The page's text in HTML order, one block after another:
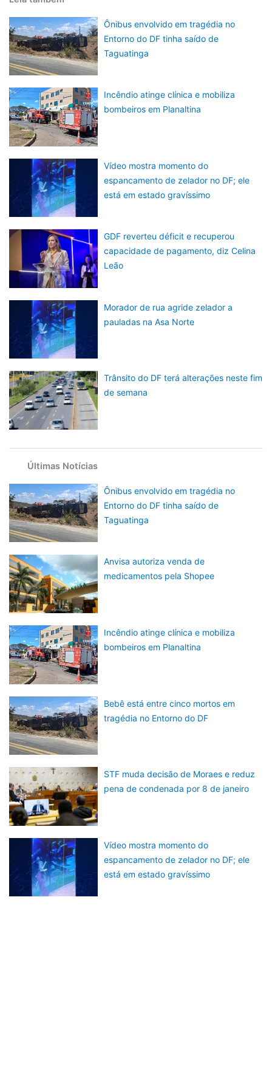
Ônibus envolvido em tragédia no
Entorno do DF tinha saído de
Taguatinga
Incêndio atinge clínica e mobiliza
bombeiros em Planaltina
Vídeo mostra momento do
espancamento de zelador no DF; ele
está em estado gravíssimo
GDF reverteu déficit e recuperou
capacidade de pagamento, diz Celina
Leão
Morador de rua agride zelador a
pauladas na Asa Norte
Trânsito do DF terá alterações neste fim
de semana
Últimas Notícias
Ônibus envolvido em tragédia no
Entorno do DF tinha saído de
Taguatinga
Anvisa autoriza venda de
medicamentos pela Shopee
Incêndio atinge clínica e mobiliza
bombeiros em Planaltina
Bebê está entre cinco mortos em
tragédia no Entorno do DF
STF muda decisão de Moraes e reduz
pena de condenada por 8 de janeiro
Vídeo mostra momento do
espancamento de zelador no DF; ele
está em estado gravíssimo